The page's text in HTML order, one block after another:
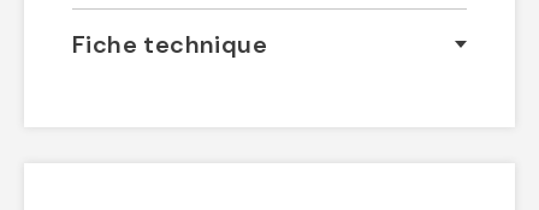
Fiche technique